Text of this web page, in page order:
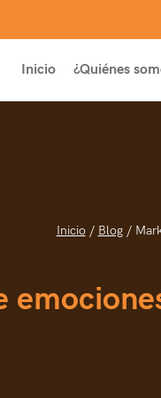
Inicio ¿Quiénes
Inicio / Blog /